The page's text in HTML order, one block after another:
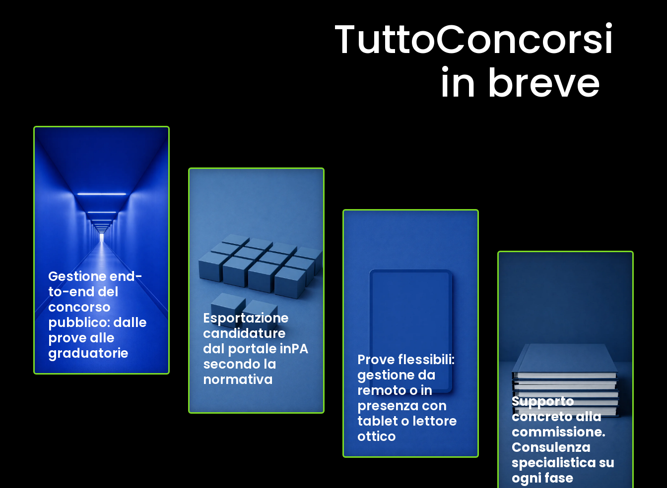
TuttoConcorsi
in breve
Gestione end-
to-end del
concorso
pubblico: dalle
prove alle
graduatorie
Esportazione
candidature
dal portale inPA
secondo la
normativa
Prove flessibili:
gestione da
remoto o in
presenza con
tablet o lettore
ottico
Supporto
concreto alla
commissione.
Consulenza
specialistica su
ogni fase